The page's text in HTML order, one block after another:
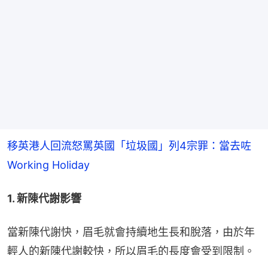
移英港人回流怒罵英國「垃圾國」列4宗罪：當去咗
Working Holiday
1. 新陳代謝影響
當新陳代謝快，眉毛就會持續地生長和脫落，由於年
輕人的新陳代謝較快，所以眉毛的長度會受到限制。